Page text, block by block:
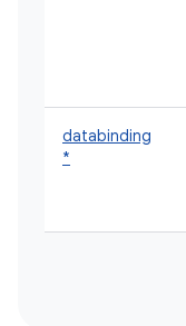
databinding
*